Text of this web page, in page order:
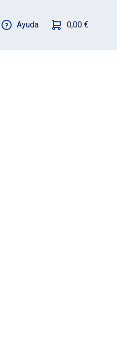
Ayuda 0,00 €